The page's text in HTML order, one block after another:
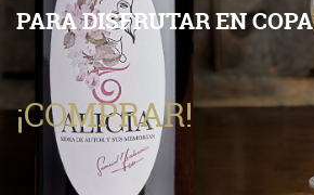
PARA DISFRUTAR EN COPA
¡COMPRAR!